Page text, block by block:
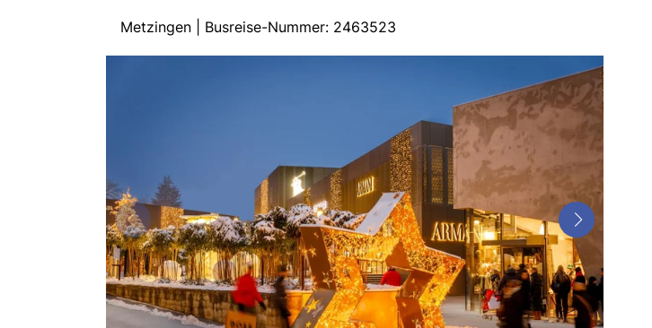
Metzingen | Busreise-Nummer: 2463523